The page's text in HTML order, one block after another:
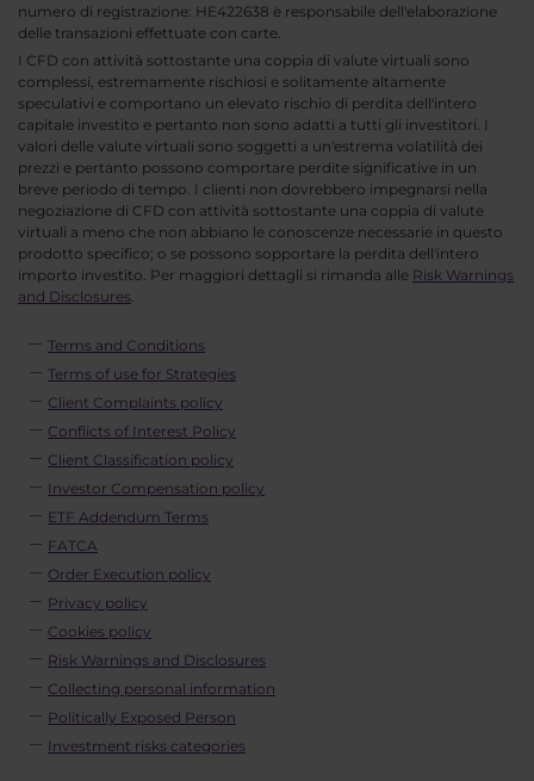
numero di registrazione: HE422638 è responsabile dell'elaborazione
delle transazioni effettuate con carte.
I CFD con attività sottostante una coppia di valute virtuali sono
complessi, estremamente rischiosi e solitamente altamente
speculativi e comportano un elevato rischio di perdita dell'intero
capitale investito e pertanto non sono adatti a tutti gli investitori. I
valori delle valute virtuali sono soggetti a un'estrema volatilità dei
prezzi e pertanto possono comportare perdite significative in un
breve periodo di tempo. I clienti non dovrebbero impegnarsi nella
negoziazione di CFD con attività sottostante una coppia di valute
virtuali a meno che non abbiano le conoscenze necessarie in questo
prodotto specifico; o se possono sopportare la perdita dell'intero
importo investito. Per maggiori dettagli si rimanda alle Risk Warnings
and Disclosures
Terms and Conditions
Terms of use for Strategies
Client Complaints policy
Conflicts of Interest Policy
Client Classification policy
Investor Compensation policy
ETF Addendum Terms
FATCA
Order Execution policy
Privacy policy
Cookies policy
Risk Warnings and Disclosures
Collecting personal information
Politically Exposed Person
Investment risks categories